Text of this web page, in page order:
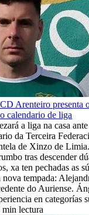
Arenteiro presenta
calendario de liga
a liga na casa
da Terceira
de Xinzo de
tras descender
xa ten pechadas as
nova tempada:
do Auriense.
en categorías
min lectura